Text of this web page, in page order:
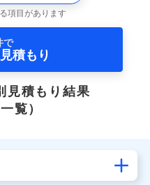
項目があります
で
積もり
見積もり結果
覧）